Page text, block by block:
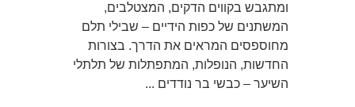
ומתגבש בקווים הדקים, המצטלבים,
המשתנים של כפות הידיים – שבילי תלם
מחוספסים המראים את הדרך. בצורות
החדשות, הנופלות, המתפתלות של תלתלי
השיער – כבשי בר נודדים ...